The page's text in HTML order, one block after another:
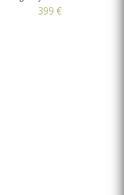
399 €